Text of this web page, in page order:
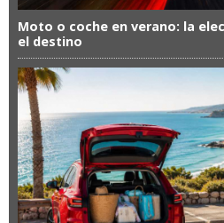
Moto o coche en verano: la
el destino